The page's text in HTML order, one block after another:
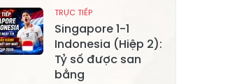
La
Xã Chấn Thịnh
Tâm
Xã Phong Dụ
Hạ
TRỰC TIẾP
Singapore 1-1
Indonesia (Hiệp 2):
Tỷ số được san
bằng